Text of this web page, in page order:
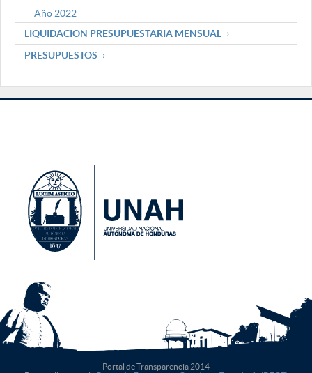
Año 2022
LIQUIDACIÓN PRESUPUESTARIA MENSUAL
PRESUPUESTOS
Portal de Transparencia 2014